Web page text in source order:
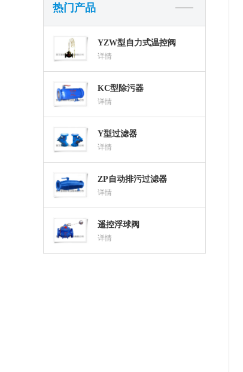
热门产品
YZW型自力式温控阀
详情
KC型除污器
详情
Y型过滤器
详情
ZP自动排污过滤器
详情
遥控浮球阀
详情